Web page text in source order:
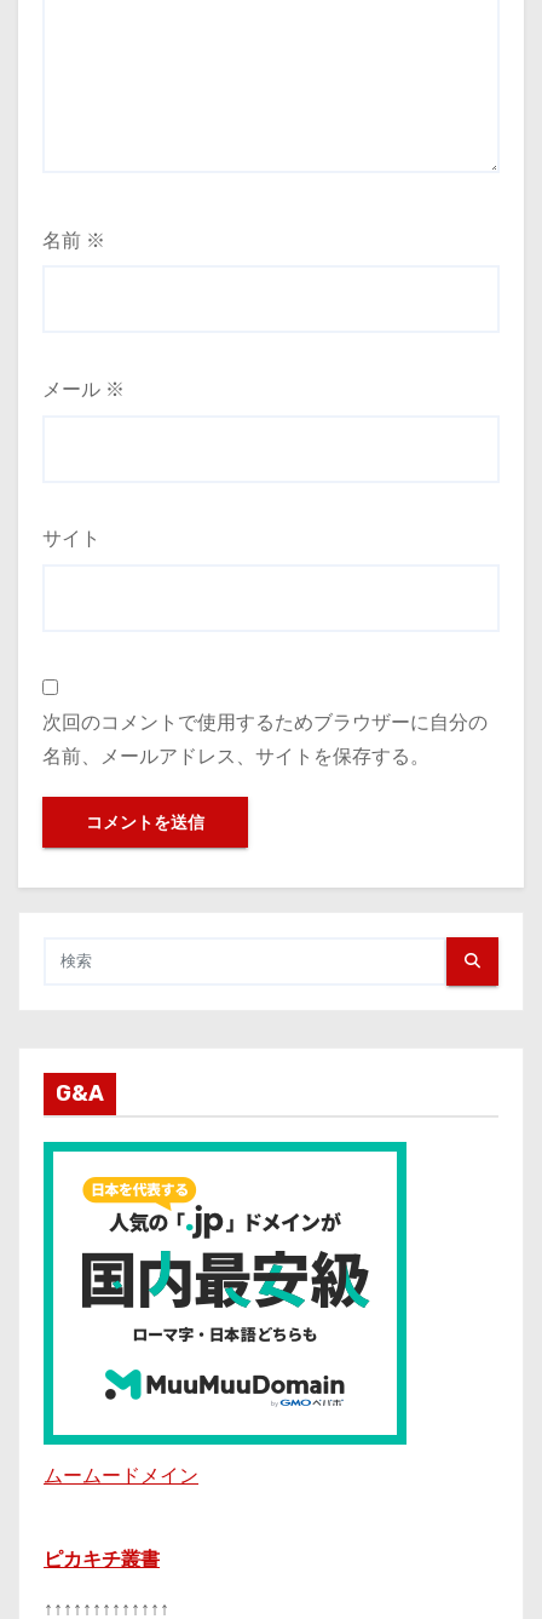
名前 ※
メール ※
サイト
次回のコメントで使用するためブラウザーに自分の
名前、メールアドレス、サイトを保存する。
G&A
ムームードメイン
ピカキチ叢書
↑↑↑↑↑↑↑↑↑↑↑↑↑